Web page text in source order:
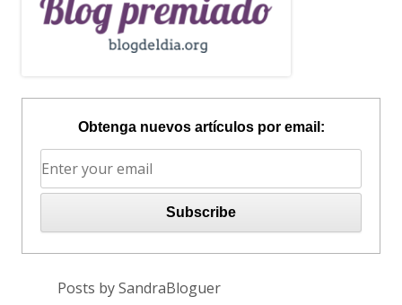
Obtenga nuevos artículos por email:
Posts by SandraBloguer